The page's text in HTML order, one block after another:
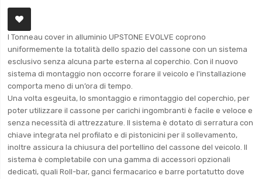
I Tonneau cover in alluminio UPSTONE EVOLVE coprono
uniformemente la totalità dello spazio del cassone con un sistema
esclusivo senza alcuna parte esterna al coperchio. Con il nuovo
sistema di montaggio non occorre forare il veicolo e l'installazione
comporta meno di un’ora di tempo.
Una volta esgeuita, lo smontaggio e rimontaggio del coperchio, per
poter utilizzare il cassone per carichi ingombranti è facile e veloce e
senza necessità di attrezzature. Il sistema è dotato di serratura con
chiave integrata nel profilato e di pistonicini per il sollevamento,
inoltre assicura la chiusura del portellino del cassone del veicolo. Il
sistema è completabile con una gamma di accessori opzionali
dedicati, quali Roll-bar, ganci fermacarico e barre portatutto dove